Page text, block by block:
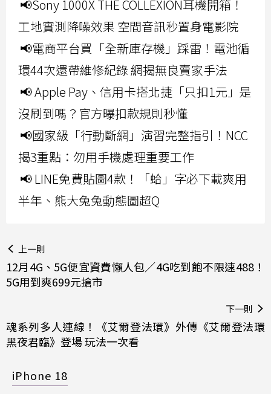
📢Sony 1000X THE COLLEXION耳機開箱！
工地實測降噪效果 空間音訊秒置身電影院
📢電商平台買「全新庫存機」踩雷！電池循
環44次還帶維修紀錄 網揭無良賣家手法
📢 Apple Pay、信用卡搭北捷「只扣1元」是
沒刷到嗎？官方曝扣款規則秒懂
📢國家級「行動斷網」演習完整指引！NCC
揭3重點：勿用手機處理重要工作
📢 LINE免費貼圖4款！「蛤」字必下載爽用
半年、熊大兔兔動態圖超Q
上一則
12月4G、5G便宜資費懶人包／4G吃到飽不限速488！
5G用到爽699元搶市
下一則
魂系列多人連線！《艾爾登法環》外傳《艾爾登法環
黑夜君臨》登場 玩法一次看
iPhone 18